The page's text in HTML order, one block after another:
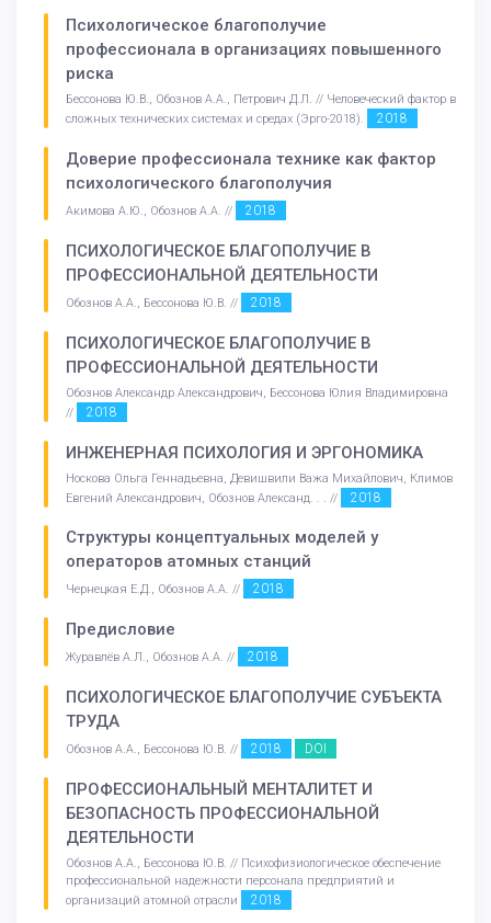
Психологическое благополучие
профессионала в организациях повышенного
риска
Бессонова Ю.В., Обознов А.А., Петрович Д.Л. // Человеческий фактор в
сложных технических системах и средах (Эрго-2018).
2018
Доверие профессионала технике как фактор
психологического благополучия
Акимова А.Ю., Обознов А.А. // 2018
ПСИХОЛОГИЧЕСКОЕ БЛАГОПОЛУЧИЕ В
ПРОФЕССИОНАЛЬНОЙ ДЕЯТЕЛЬНОСТИ
Обознов А.А., Бессонова Ю.В. // 2018
ПСИХОЛОГИЧЕСКОЕ БЛАГОПОЛУЧИЕ В
ПРОФЕССИОНАЛЬНОЙ ДЕЯТЕЛЬНОСТИ
Обознов Александр Александрович, Бессонова Юлия Владимировна
//
2018
ИНЖЕНЕРНАЯ ПСИХОЛОГИЯ И ЭРГОНОМИКА
Носкова Ольга Геннадьевна, Девишвили Важа Михайлович, Климов
Евгений Александрович, Обознов Александ. . . //
2018
Структуры концептуальных моделей у
операторов атомных станций
Чернецкая Е.Д., Обознов А.А. // 2018
Предисловие
Журавлёв А.Л., Обознов А.А. // 2018
ПСИХОЛОГИЧЕСКОЕ БЛАГОПОЛУЧИЕ СУБЪЕКТА
ТРУДА
Обознов А.А., Бессонова Ю.В. // 2018 DOI
ПРОФЕССИОНАЛЬНЫЙ МЕНТАЛИТЕТ И
БЕЗОПАСНОСТЬ ПРОФЕССИОНАЛЬНОЙ
ДЕЯТЕЛЬНОСТИ
Обознов А.А., Бессонова Ю.В. // Психофизиологическое обеспечение
профессиональной надежности персонала предприятий и
организаций атомной отрасли
2018